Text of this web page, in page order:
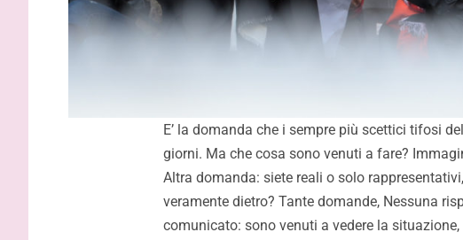
E’ la domanda che i sempre più scettici tifosi
giorni. Ma che cosa sono venuti a fare?
Altra domanda: siete reali o solo
veramente dietro? Tante domande, Nessuna
comunicato: sono venuti a vedere la